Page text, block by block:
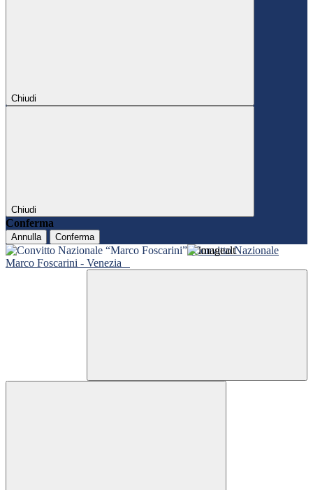
Chiudi
Chiudi
Conferma
Annulla Conferma
Convitto Nazionale
Marco Foscarini - Venezia